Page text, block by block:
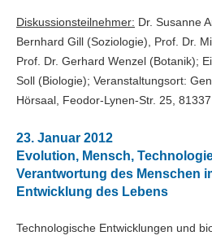
Diskussionsteilnehmer: Dr. Susanne
Bernhard Gill (Soziologie), Prof. Dr.
Prof. Dr. Gerhard Wenzel (Botanik);
Soll (Biologie); Veranstaltungsort:
Hörsaal, Feodor-Lynen-Str. 25,
23. Januar 2012
Evolution, Mensch,
Verantwortung des Menschen
Entwicklung des Lebens
Technologische Entwicklungen und